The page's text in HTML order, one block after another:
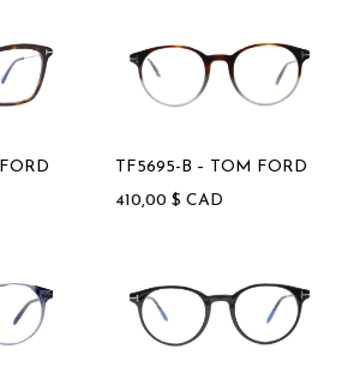
TF5695-B – TOM FORD
410,00 $ CAD